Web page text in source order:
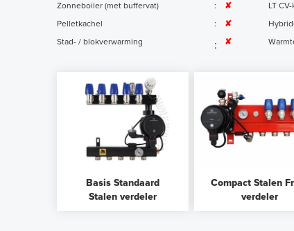
Zonneboiler (met buffervat)
: ✘ LT
Pelletkachel
: ✘
Stad- / blokverwarming
: ✘
Basis Standaard
Stalen verdeler
Compact Stalen
verdeler